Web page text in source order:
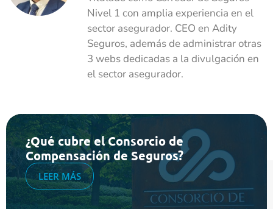
Nivel 1 con amplia experiencia en el
sector asegurador. CEO en Adity
Seguros, además de administrar otras
3 webs dedicadas a la divulgación en
el sector asegurador.
¿Qué cubre el Consorcio de
Compensación de Seguros?
LEER MÁS